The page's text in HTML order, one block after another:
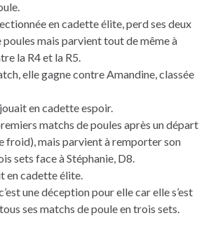
en cadette élite, perd ses deux
mais parvient tout de même à
la R4 et la R5.
elle gagne contre Amandine, classée
en cadette espoir.
matchs de poules après un départ
froid), mais parvient à remporter son
sets face à Stéphanie, D8.
en cadette élite.
une déception pour elle car elle s’est
ses matchs de poule en trois sets.